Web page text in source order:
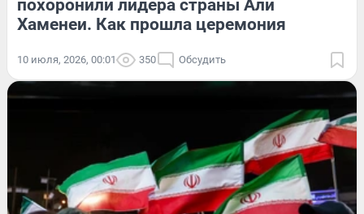
похоронили лидера страны Али
Хаменеи. Как прошла церемония
10 июля, 2026, 00:01 350 Обсудить